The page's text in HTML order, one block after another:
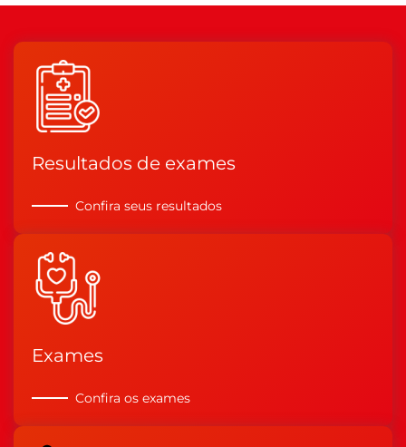
Resultados de exames
Confira seus resultados
Exames
Confira os exames